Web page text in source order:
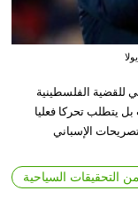
للقضية الفلسطينية
يتطلب تحركا فعليا
الإسباني
من التحقيقات السياحية